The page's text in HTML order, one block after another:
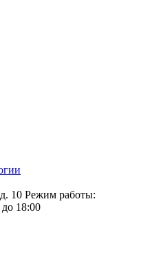
10 Режим работы:
18:00